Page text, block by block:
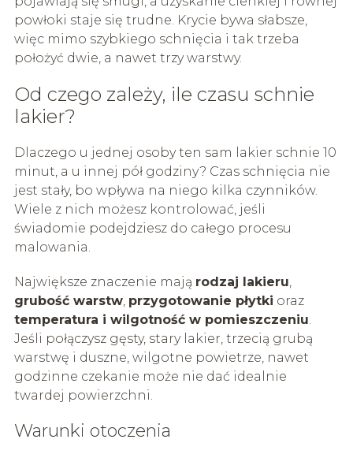
powłoki staje się trudne. Krycie bywa słabsze,
więc mimo szybkiego schnięcia i tak trzeba
położyć dwie, a nawet trzy warstwy.
Od czego zależy, ile czasu schnie
lakier?
Dlaczego u jednej osoby ten sam lakier schnie 10
minut, a u innej pół godziny? Czas schnięcia nie
jest stały, bo wpływa na niego kilka czynników.
Wiele z nich możesz kontrolować, jeśli
świadomie podejdziesz do całego procesu
malowania.
Największe znaczenie mają rodzaj lakieru,
grubość warstw, przygotowanie płytki oraz
temperatura i wilgotność w pomieszczeniu.
Jeśli połączysz gęsty, stary lakier, trzecią grubą
warstwę i duszne, wilgotne powietrze, nawet
godzinne czekanie może nie dać idealnie
twardej powierzchni.
Warunki otoczenia